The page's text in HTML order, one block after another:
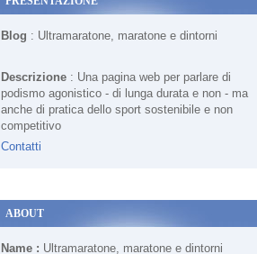
Blog : Ultramaratone, maratone e dintorni
Descrizione : Una pagina web per parlare di
podismo agonistico - di lunga durata e non - ma
anche di pratica dello sport sostenibile e non
competitivo
Contatti
ABOUT
Name : Ultramaratone, maratone e dintorni